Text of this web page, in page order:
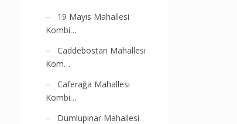
19 Mayıs Mahallesi
Kombi…
Caddebostan Mahallesi
Kom…
Caferağa Mahallesi
Kombi…
Dumlupınar Mahallesi